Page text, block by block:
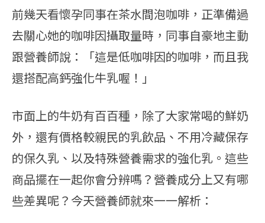
前幾天看懷孕同事在茶水間泡咖啡，正準備過
去關心她的咖啡因攝取量時，同事自豪地主動
跟營養師說：「這是低咖啡因的咖啡，而且我
還搭配高鈣強化牛乳喔！」
市面上的牛奶有百百種，除了大家常喝的鮮奶
外，還有價格較親民的乳飲品、不用冷藏保存
的保久乳、以及特殊營養需求的強化乳。這些
商品擺在一起你會分辨嗎？營養成分上又有哪
些差異呢？今天營養師就來一一解析：